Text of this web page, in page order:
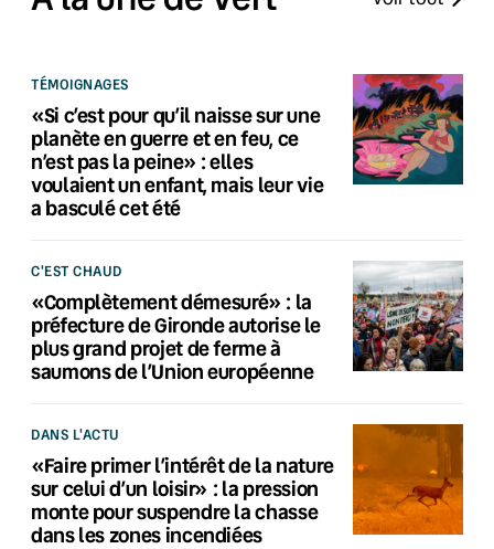
TÉMOIGNAGES
«Si c’est pour qu’il naisse sur une
planète en guerre et en feu, ce
n’est pas la peine» : elles
voulaient un enfant, mais leur vie
a basculé cet été
C'EST CHAUD
«Complètement démesuré» : la
préfecture de Gironde autorise le
plus grand projet de ferme à
saumons de l’Union européenne
DANS L'ACTU
«Faire primer l’intérêt de la nature
sur celui d’un loisir» : la pression
monte pour suspendre la chasse
dans les zones incendiées